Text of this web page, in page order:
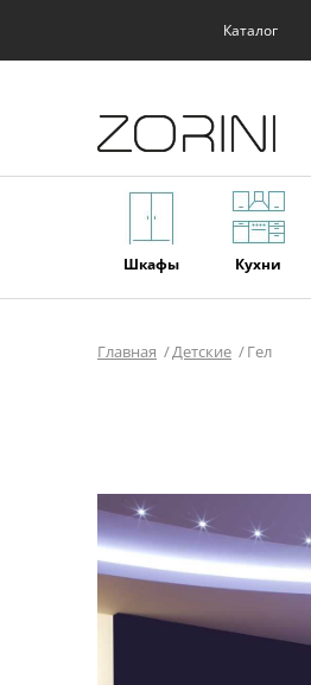
Каталог
Шкафы Кухни
Главная Детские Гел